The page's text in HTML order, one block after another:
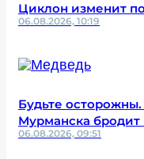
Циклон изменит
06.08.2026, 10:19
Будьте
Мурманска бродит
06.08.2026, 09:51